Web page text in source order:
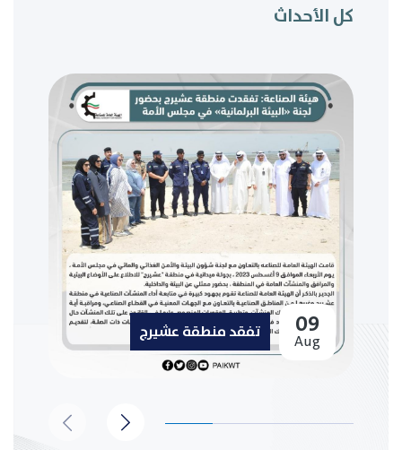
كل الأحداث
09
Aug تفقد منطقة عشيرج